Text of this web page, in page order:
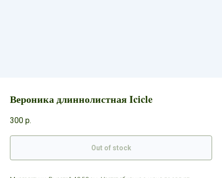
Вероника длиннолистная Icicle
300 р.
Out of stock